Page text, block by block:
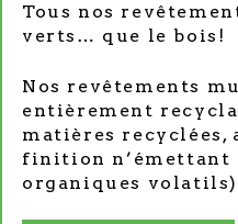
Tous nos
verts… que le bois!
Nos revêtements
entièrement
matières recyclées,
finition n’émettant
organiques